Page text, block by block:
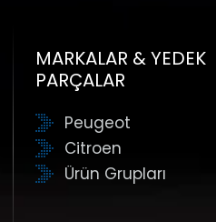
MARKALAR & YEDEK
PARÇALAR
Peugeot
Citroen
Ürün Grupları